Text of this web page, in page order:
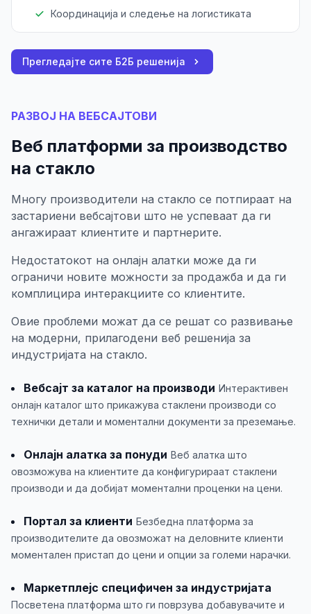
Координација и следење на логистиката
Прегледајте сите Б2Б решенија
РАЗВОЈ НА ВЕБСАЈТОВИ
Веб платформи за производство
на стакло
Многу производители на стакло се потпираат на
застариени вебсајтови што не успеваат да ги
ангажираат клиентите и партнерите.
Недостатокот на онлајн алатки може да ги
ограничи новите можности за продажба и да ги
комплицира интеракциите со клиентите.
Овие проблеми можат да се решат со развивање
на модерни, прилагодени веб решенија за
индустријата на стакло.
Вебсајт за каталог на производи Интерактивен
онлајн каталог што прикажува стаклени производи со
технички детали и моментални документи за преземање.
Онлајн алатка за понуди Веб алатка што
овозможува на клиентите да конфигурираат стаклени
производи и да добијат моментални проценки на цени.
Портал за клиенти Безбедна платформа за
производителите да овозможат на деловните клиенти
моментален пристап до цени и опции за големи нарачки.
Маркетплејс специфичен за индустријата
Посветена платформа што ги поврзува добавувачите и